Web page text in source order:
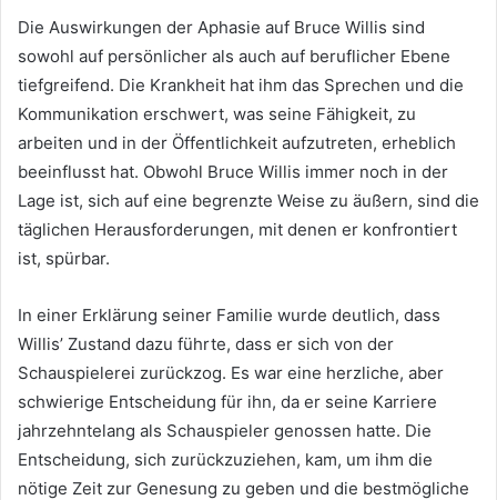
Die Auswirkungen der Aphasie auf Bruce Willis sind
sowohl auf persönlicher als auch auf beruflicher Ebene
tiefgreifend. Die Krankheit hat ihm das Sprechen und die
Kommunikation erschwert, was seine Fähigkeit, zu
arbeiten und in der Öffentlichkeit aufzutreten, erheblich
beeinflusst hat. Obwohl Bruce Willis immer noch in der
Lage ist, sich auf eine begrenzte Weise zu äußern, sind die
täglichen Herausforderungen, mit denen er konfrontiert
ist, spürbar.
In einer Erklärung seiner Familie wurde deutlich, dass
Willis’ Zustand dazu führte, dass er sich von der
Schauspielerei zurückzog. Es war eine herzliche, aber
schwierige Entscheidung für ihn, da er seine Karriere
jahrzehntelang als Schauspieler genossen hatte. Die
Entscheidung, sich zurückzuziehen, kam, um ihm die
nötige Zeit zur Genesung zu geben und die bestmögliche